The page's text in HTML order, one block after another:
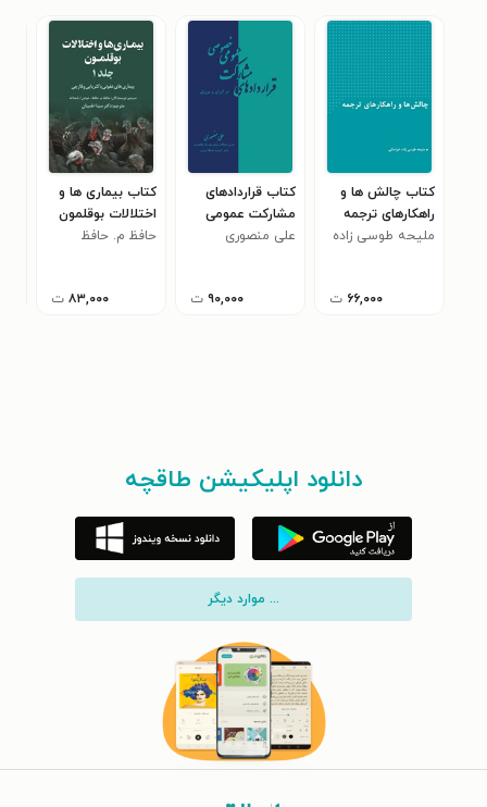
کتاب چالش‌ ها و
راهکارهای ترجمه
ملیحه طوسی زاده
۶۶,۰۰۰ ت
کتاب قراردادهای
مشارکت عمومی
خصوصی در ایران و
علی منصوری
۹۰,۰۰۰ ت
کتاب بیماری ها و
اختلالات بوقلمون
(جلد اول، بخش
حافظ م. حافظ
۸۳,۰۰۰ ت
دانلود اپلیکیشن طاقچه
... موارد دیگر